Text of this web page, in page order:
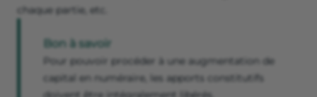
chaque partie, etc.
Bon à savoir
Pour pouvoir procéder à une augmentation de
capital en numéraire, les apports constitutifs